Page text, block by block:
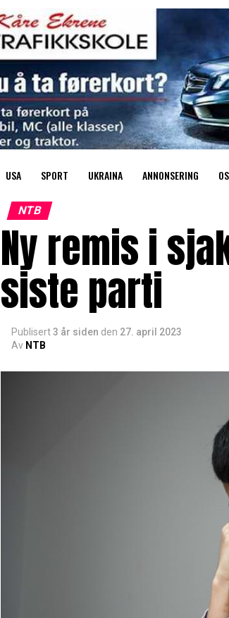
USA SPORT UKRAINA ANNONSERING
NTB
Ny remis i
siste parti
Publisert3 år siden den 27. april 2023
Av NTB